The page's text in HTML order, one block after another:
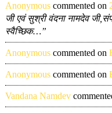
Anonymouscommented on
जी एवं सुश्री वंदना नामदेव
स्वैच्छिक…”
Anonymouscommented on
Anonymouscommented on
Vandana Namdev